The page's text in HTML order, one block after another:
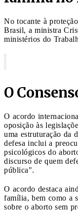
No tocante à
Brasil, a ministra
ministérios do
O
O acordo
oposição às
uma estruturação da
defesa inclui a
psicológicos do
discurso de quem
pública".
O acordo destaca
família, bem como a
sobre o aborto sem